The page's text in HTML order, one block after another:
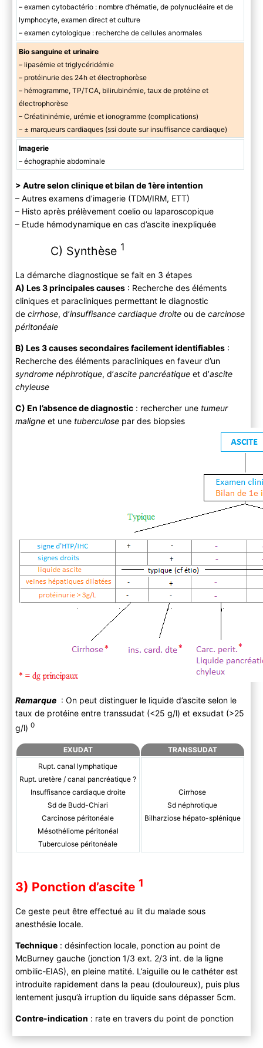
– examen cytobactério : nombre d’hématie, de polynucléaire et de
lymphocyte, examen direct et culture
– examen cytologique : recherche de cellules anormales
Bio sanguine et urinaire
– lipasémie et triglycéridémie
– protéinurie des 24h et électrophorèse
– hémogramme, TP/TCA, bilirubinémie, taux de protéine et
électrophorèse
– Créatininémie, urémie et ionogramme (complications)
– ± marqueurs cardiaques (ssi doute sur insuffisance cardiaque)
Imagerie
– échographie abdominale
> Autre selon clinique et bilan de 1ère intention
– Autres examens d’imagerie (TDM/IRM, ETT)
– Histo après prélèvement coelio ou laparoscopique
– Etude hémodynamique en cas d’ascite inexpliquée
C) Synthèse 1
La démarche diagnostique se fait en 3 étapes
A) Les 3 principales causes: Recherche des éléments
cliniques et paracliniques permettant le diagnostic
de cirrhose, d’insuffisance cardiaque droiteou de carcinose
péritonéale
B) Les 3 causes secondaires facilement identifiables:
Recherche des éléments paracliniques en faveur d’un
syndrome néphrotique, d’ascite pancréatiqueet d’ascite
chyleuse
C) En l’absence de diagnostic: rechercher une tumeur
maligneet une tuberculose par des biopsies
Remarque: On peut distinguer le liquide d’ascite selon le
taux de protéine entre transsudat (<25 g/l) et exsudat (>25
g/l) 0
EXUDAT
TRANSSUDAT
Rupt. canal lymphatique
Rupt. uretère / canal pancréatique ?
Insuffisance cardiaque droite
Sd de Budd-Chiari
Carcinose péritonéale
Mésothéliome péritonéal
Tuberculose péritonéale
Cirrhose
Sd néphrotique
Bilharziose hépato-splénique
3) Ponction d’ascite 1
Ce geste peut être effectué au lit du malade sous
anesthésie locale.
Technique: désinfection locale, ponction au point de
McBurney gauche (jonction 1/3 ext. 2/3 int. de la ligne
ombilic-EIAS), en pleine matité. L’aiguille ou le cathéter est
introduite rapidement dans la peau (douloureux), puis plus
lentement jusqu’à irruption du liquide sans dépasser 5cm.
Contre-indication : rate en travers du point de ponction